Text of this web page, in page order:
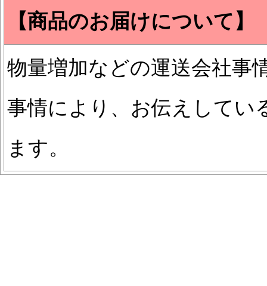
【商品のお届けについて】
物量増加などの運送会社事
事情により、お伝えしてい
ます。